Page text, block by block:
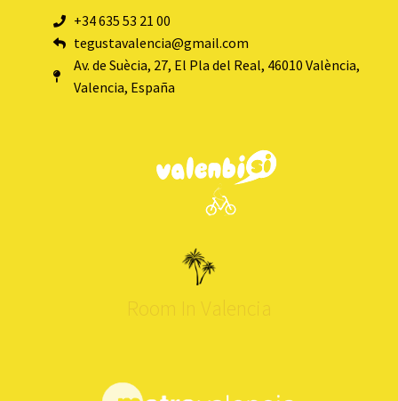
+34 635 53 21 00
tegustavalencia@gmail.com
Av. de Suècia, 27, El Pla del Real, 46010 València,
Valencia, España
Room In Valencia